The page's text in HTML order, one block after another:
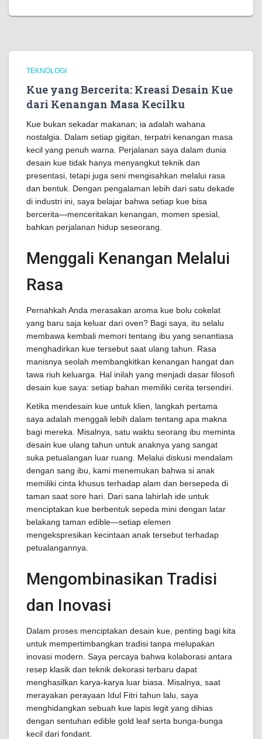
TEKNOLOGI
Kue yang Bercerita: Kreasi Desain Kue
dari Kenangan Masa Kecilku
Kue bukan sekadar makanan; ia adalah wahana
nostalgia. Dalam setiap gigitan, terpatri kenangan masa
kecil yang penuh warna. Perjalanan saya dalam dunia
desain kue tidak hanya menyangkut teknik dan
presentasi, tetapi juga seni mengisahkan melalui rasa
dan bentuk. Dengan pengalaman lebih dari satu dekade
di industri ini, saya belajar bahwa setiap kue bisa
bercerita—menceritakan kenangan, momen spesial,
bahkan perjalanan hidup seseorang.
Menggali Kenangan Melalui
Rasa
Pernahkah Anda merasakan aroma kue bolu cokelat
yang baru saja keluar dari oven? Bagi saya, itu selalu
membawa kembali memori tentang ibu yang senantiasa
menghadirkan kue tersebut saat ulang tahun. Rasa
manisnya seolah membangkitkan kenangan hangat dan
tawa riuh keluarga. Hal inilah yang menjadi dasar filosofi
desain kue saya: setiap bahan memiliki cerita tersendiri.
Ketika mendesain kue untuk klien, langkah pertama
saya adalah menggali lebih dalam tentang apa makna
bagi mereka. Misalnya, satu waktu seorang ibu meminta
desain kue ulang tahun untuk anaknya yang sangat
suka petualangan luar ruang. Melalui diskusi mendalam
dengan sang ibu, kami menemukan bahwa si anak
memiliki cinta khusus terhadap alam dan bersepeda di
taman saat sore hari. Dari sana lahirlah ide untuk
menciptakan kue berbentuk sepeda mini dengan latar
belakang taman edible—setiap elemen
mengekspresikan kecintaan anak tersebut terhadap
petualangannya.
Mengombinasikan Tradisi
dan Inovasi
Dalam proses menciptakan desain kue, penting bagi kita
untuk mempertimbangkan tradisi tanpa melupakan
inovasi modern. Saya percaya bahwa kolaborasi antara
resep klasik dan teknik dekorasi terbaru dapat
menghasilkan karya-karya luar biasa. Misalnya, saat
merayakan perayaan Idul Fitri tahun lalu, saya
menghidangkan sebuah kue lapis legit yang dihias
dengan sentuhan edible gold leaf serta bunga-bunga
kecil dari fondant.